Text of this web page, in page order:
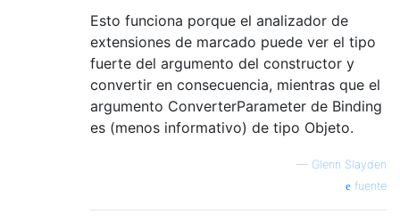
Esto funciona porque el analizador de
extensiones de marcado puede ver el tipo
fuerte del argumento del constructor y
convertir en consecuencia, mientras que el
argumento ConverterParameter de Binding
es (menos informativo) de tipo Objeto.
— Glenn Slayden
fuente